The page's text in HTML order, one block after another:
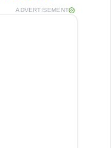
ADVERTISEMENT